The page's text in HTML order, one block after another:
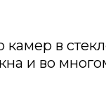
в
и во